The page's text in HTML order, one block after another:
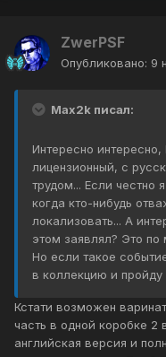
ZwerPSF
Опубликовано: 9
Max2k писал:
Интересно
лицензионный, с
трудом... Если честно
когда кто-нибудь
локализовать... А
этом заявлял? Это по
Но если такое
в коллекцию и пройду
Кстати возможен
часть в одной коробке 2
английская версия и